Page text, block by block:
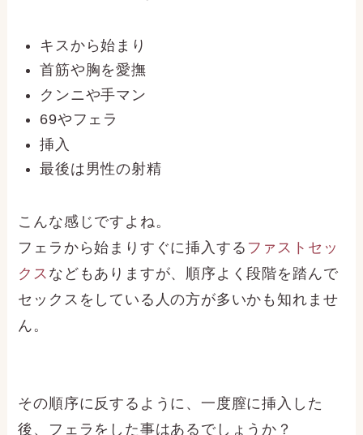
キスから始まり
首筋や胸を愛撫
クンニや手マン
69やフェラ
挿入
最後は男性の射精
こんな感じですよね。
フェラから始まりすぐに挿入する ファストセッ
クス などもありますが、順序よく段階を踏んで
セックスをしている人の方が多いかも知れませ
ん。
その順序に反するように、一度膣に挿入した
後、フェラをした事はあるでしょうか？